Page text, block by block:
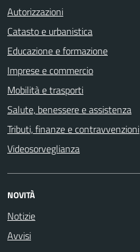
Autorizzazioni
Catasto e urbanistica
Educazione e formazione
Imprese e commercio
Mobilità e trasporti
Salute, benessere e assistenza
Tributi, finanze e contravvenzioni
Videosorveglianza
NOVITÀ
Notizie
Avvisi